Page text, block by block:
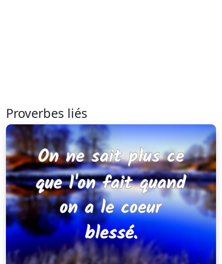
Proverbes liés